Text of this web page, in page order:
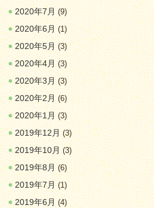
2020年7月(9)
2020年6月(1)
2020年5月(3)
2020年4月(3)
2020年3月(3)
2020年2月(6)
2020年1月(3)
2019年12月(3)
2019年10月(3)
2019年8月(6)
2019年7月(1)
2019年6月(4)